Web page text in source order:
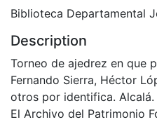
Biblioteca Departamental
Description
Torneo de ajedrez en que
Fernando Sierra, Héctor
otros por identifica. Alcalá.
El Archivo del Patrimonio